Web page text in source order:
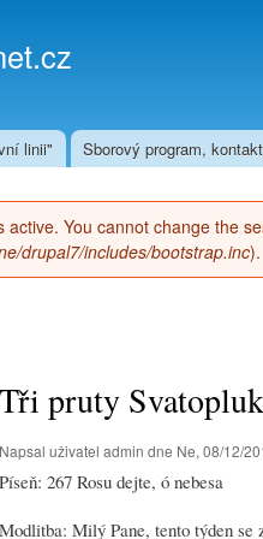
linii" Sborový program,
active. You cannot change the
drupal7/includes/bootstrap.inc).
Tři pruty
Napsal uživatel admin dne Ne, 08/12/
Píseň: 267 Rosu dejte, ó nebesa
Modlitba: Milý Pane, tento týden